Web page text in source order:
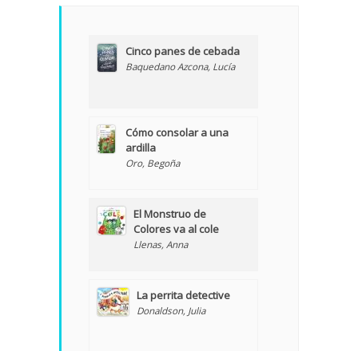
Cinco panes de cebada
Baquedano Azcona, Lucía
Cómo consolar a una
ardilla
Oro, Begoña
El Monstruo de
Colores va al cole
Llenas, Anna
La perrita detective
Donaldson, Julia